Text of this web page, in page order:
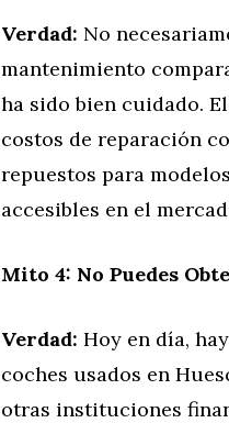
Verdad: No
mantenimiento
ha sido bien cuidado.
costos de reparación
repuestos para
accesibles en el
Mito 4: No Puedes
Verdad: Hoy en día,
coches usados en
otras instituciones